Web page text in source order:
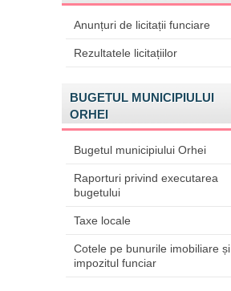
Anunțuri de licitații funciare
Rezultatele licitațiilor
BUGETUL MUNICIPIULUI
ORHEI
Bugetul municipiului Orhei
Raporturi privind executarea
bugetului
Taxe locale
Cotele pe bunurile imobiliare și
impozitul funciar